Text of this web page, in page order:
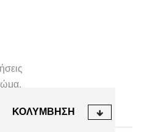
ΚΟΛΎΜΒΗΣΗ